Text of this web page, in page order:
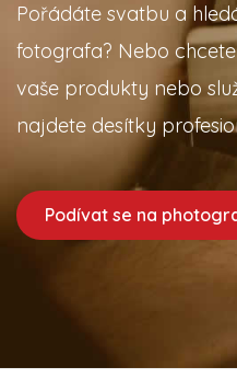
Pořádáte svatbu a
fotografa? Nebo
vaše produkty nebo
najdete desítky
Podívat se na